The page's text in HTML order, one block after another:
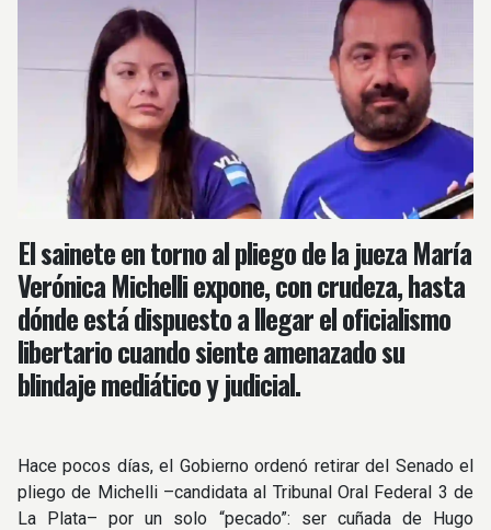
El sainete en torno al pliego de la jueza María
Verónica Michelli expone, con crudeza, hasta
dónde está dispuesto a llegar el oficialismo
libertario cuando siente amenazado su
blindaje mediático y judicial.
Hace pocos días, el Gobierno ordenó retirar del Senado el
pliego de Michelli –candidata al Tribunal Oral Federal 3 de
La Plata– por un solo “pecado”: ser cuñada de Hugo